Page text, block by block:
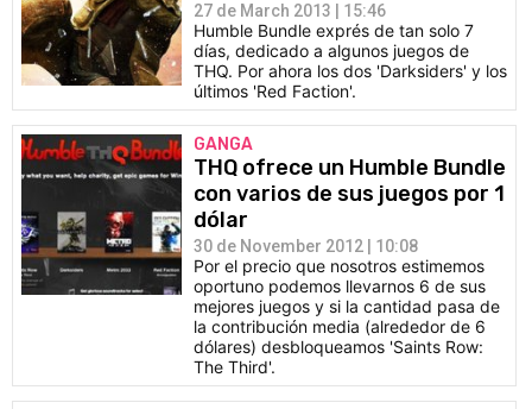
27 de March 2013 | 15:46
Humble Bundle exprés de tan solo 7
días, dedicado a algunos juegos de
THQ. Por ahora los dos 'Darksiders' y los
últimos 'Red Faction'.
GANGA
THQ ofrece un Humble Bundle
con varios de sus juegos por 1
dólar
30 de November 2012 | 10:08
Por el precio que nosotros estimemos
oportuno podemos llevarnos 6 de sus
mejores juegos y si la cantidad pasa de
la contribución media (alrededor de 6
dólares) desbloqueamos 'Saints Row:
The Third'.